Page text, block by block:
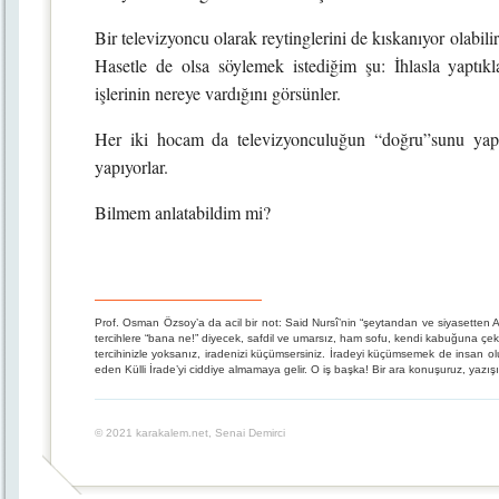
Bir televizyoncu olarak reytinglerini de kıskanıyor
Hasetle de olsa söylemek istediğim şu: İhlasla
işlerinin nereye vardığını görsünler.
Her iki hocam da televizyonculuğun “doğru”sunu
yapıyorlar.
Bilmem anlatabildim mi?
Prof. Osman Özsoy’a da acil bir not: Said Nursî’nin “şeytandan ve siyasetten
tercihlere “bana ne!” diyecek, safdil ve umarsız, ham sofu, kendi kabuğuna
tercihinizle yoksanız, iradenizi küçümsersiniz. İradeyi küçümsemek de insan
eden Külli İrade’yi ciddiye almamaya gelir. O iş başka! Bir ara konuşuruz,
© 2021 karakalem.net, Senai Demirci